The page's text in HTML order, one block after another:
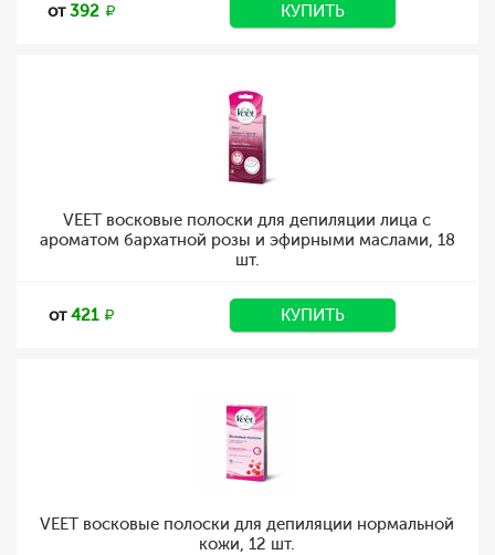
от392 КУПИТЬ
VEET восковые полоски для депиляции лица с
ароматом бархатной розы и эфирными маслами, 18
шт.
от421 КУПИТЬ
VEET восковые полоски для депиляции нормальной
кожи, 12 шт.